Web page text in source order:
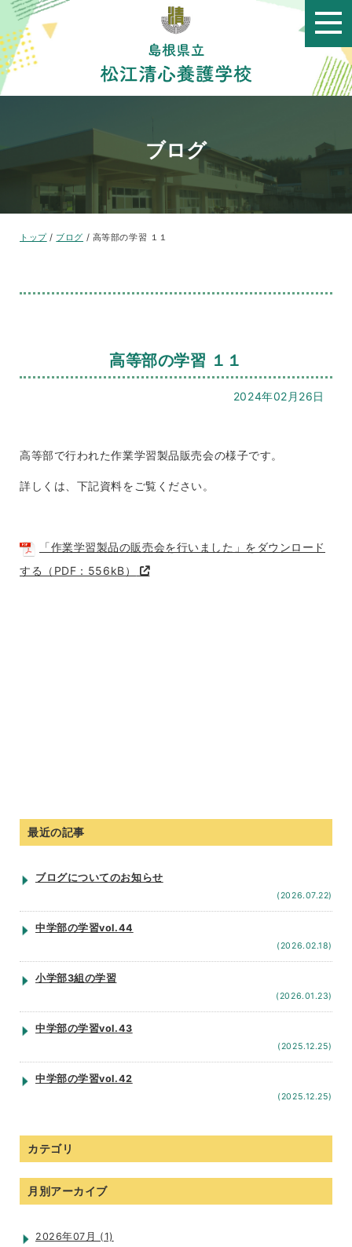
このページの本文へ
ブログ
現
トップ/ ブログ / 高等部の学習 １１
高等部の学習 １１
2024年02月26日
高等部で行われた作業学習製品販売会の様子です。
詳しくは、下記資料をご覧ください。
「作業学習製品の販売会を行いました」をダウンロード
する（PDF：556kB）
最近の記事
ブログについてのお知らせ
(2026.07.22)
中学部の学習vol.44
(2026.02.18)
小学部3組の学習
(2026.01.23)
中学部の学習vol.43
(2025.12.25)
中学部の学習vol.42
(2025.12.25)
カテゴリ
月別アーカイブ
2026年07月 (1)